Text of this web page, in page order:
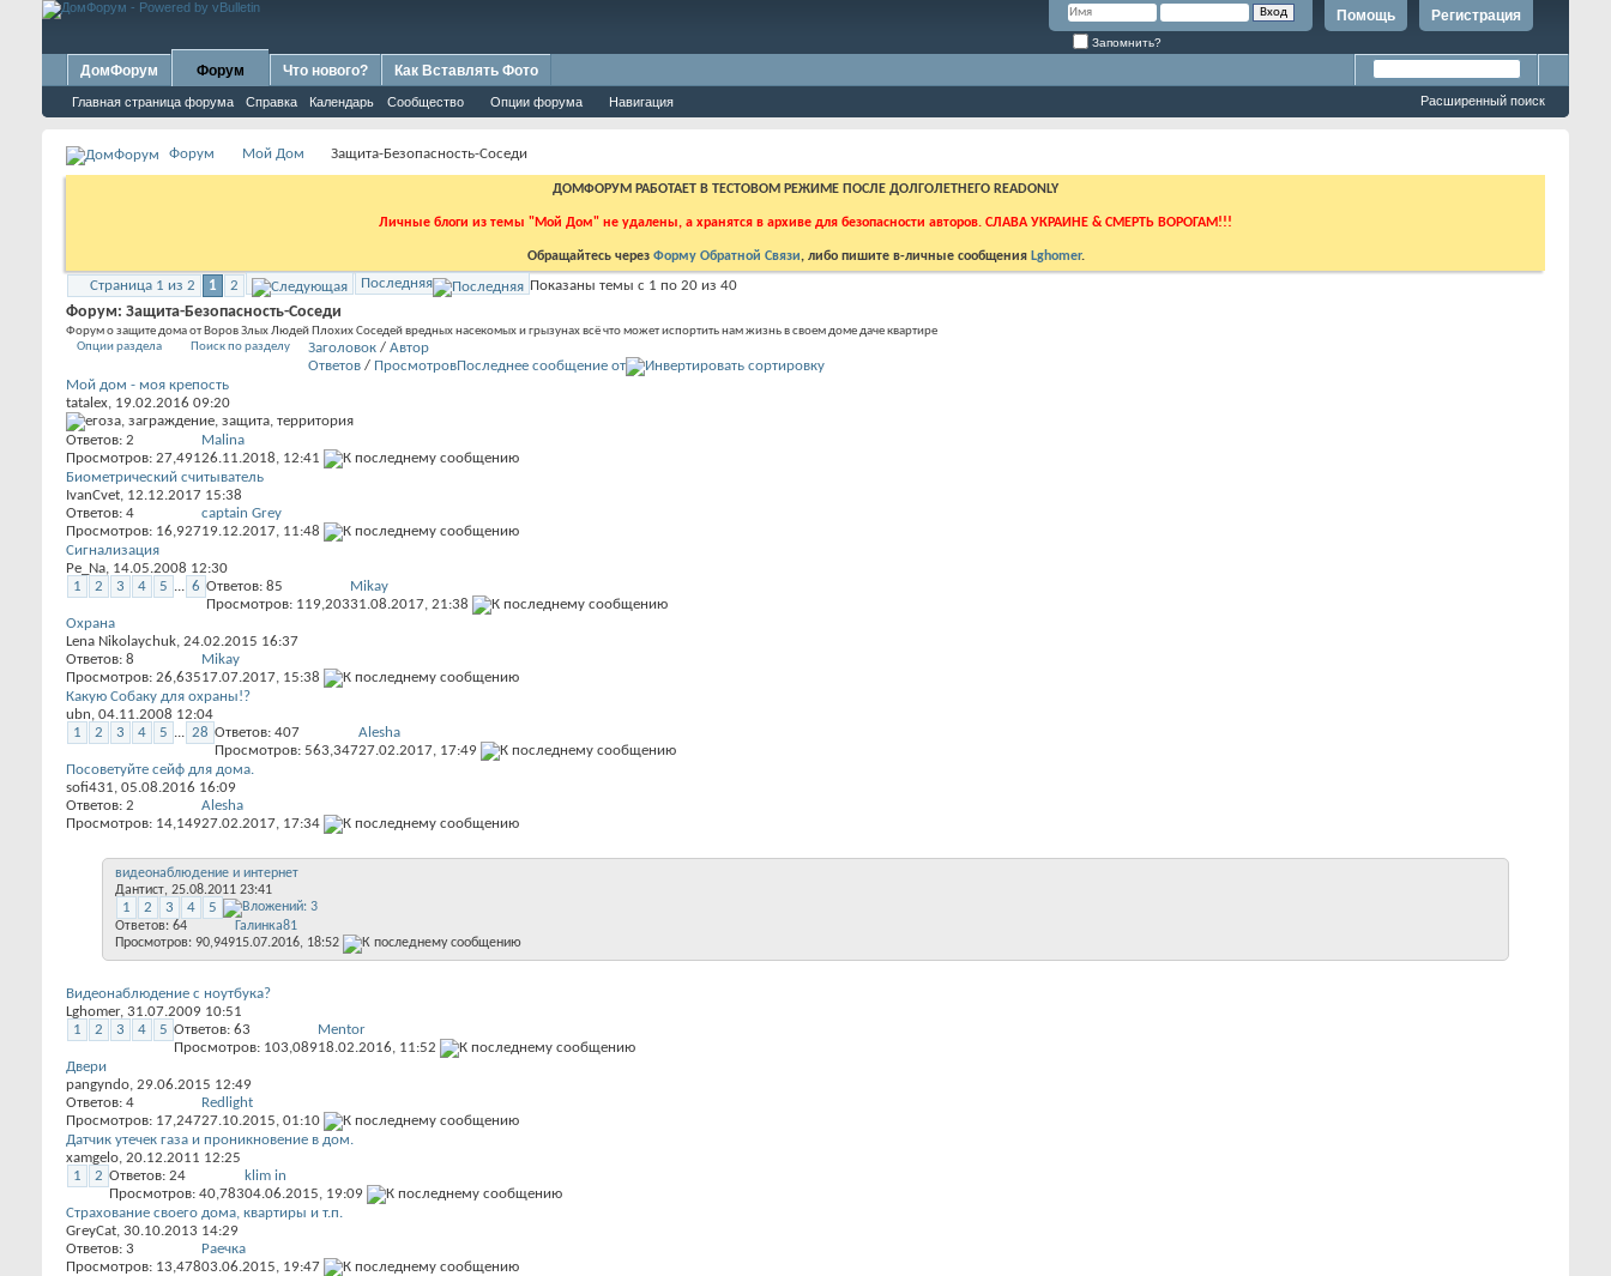
Регистрация
Помощь
Запомнить?
ДомФорум Форум
Главная страница форума Справка Календарь Сообщество Опции форума Навигация
Что нового? Как Вставлять Фото
Расширенный поиск
Форум Мой Дом Защита-Безопасность-Соседи
ДОМФОРУМ РАБОТАЕТ В ТЕСТОВОМ РЕЖИМЕ ПОСЛЕ ДОЛГОЛЕТНЕГО READONLY
Личные блоги из темы "Мой Дом" не удалены, а хранятся в архиве для безопасности авторов. СЛАВА УКРАИНЕ & СМЕРТЬ ВОРОГАМ!!!
Обращайтесь через Форму Обратной Связи, либо пишите в-личные сообщения Lghomer.
Страница 1 из 2 1 2 Последняя Показаны темы с 1 по 20 из 40
Форум: Защита-Безопасность-Соседи
Форум о защите дома от Воров Злых Людей Плохих Соседей вредных насекомых и грызунах всё что может испортить нам жизнь в своем доме даче квартире
Опции раздела
Поиск по разделу Заголовок / Автор
Ответов / ПросмотровПоследнее сообщение от
Мой дом - моя крепость
tatalex, 19.02.2016 09:20
Ответов: 2
Просмотров: 27,491
Malina
26.11.2018, 12:41
Биометрический считыватель
IvanCvet, 12.12.2017 15:38
Ответов: 4
Просмотров: 16,927
captain Grey
19.12.2017, 11:48
Сигнализация
Pe_Na, 14.05.2008 12:30
1
2 3 4 5 ... 6 Ответов: 85
Просмотров: 119,203
Mikay
31.08.2017, 21:38
Охрана
Lena Nikolaychuk, 24.02.2015 16:37
Ответов: 8
Просмотров: 26,635
Mikay
17.07.2017, 15:38
Какую Собаку для охраны!?
ubn, 04.11.2008 12:04
1
2 3 4 5 ... 28 Ответов: 407
Просмотров: 563,347
Alesha
27.02.2017, 17:49
Посоветуйте сейф для дома.
sofi431, 05.08.2016 16:09
Ответов: 2
Просмотров: 14,149
Alesha
27.02.2017, 17:34
видеонаблюдение и интернет
Дантист, 25.08.2011 23:41
1 2 3 4 5
Ответов: 64
Просмотров: 90,949
Галинка81
15.07.2016, 18:52
Видеонаблюдение с ноутбука?
Lghomer, 31.07.2009 10:51
1
2 3 4 5 Ответов: 63
Просмотров: 103,089
Mentor
18.02.2016, 11:52
Двери
pangyndo, 29.06.2015 12:49
Ответов: 4
Просмотров: 17,247
Redlight
27.10.2015, 01:10
Датчик утечек газа и проникновение в дом.
xamgelo, 20.12.2011 12:25
1
2 Ответов: 24
Просмотров: 40,783
klim in
04.06.2015, 19:09
Страхование своего дома, квартиры и т.п.
GreyCat, 30.10.2013 14:29
Ответов: 3
Просмотров: 13,478
Раечка
03.06.2015, 19:47